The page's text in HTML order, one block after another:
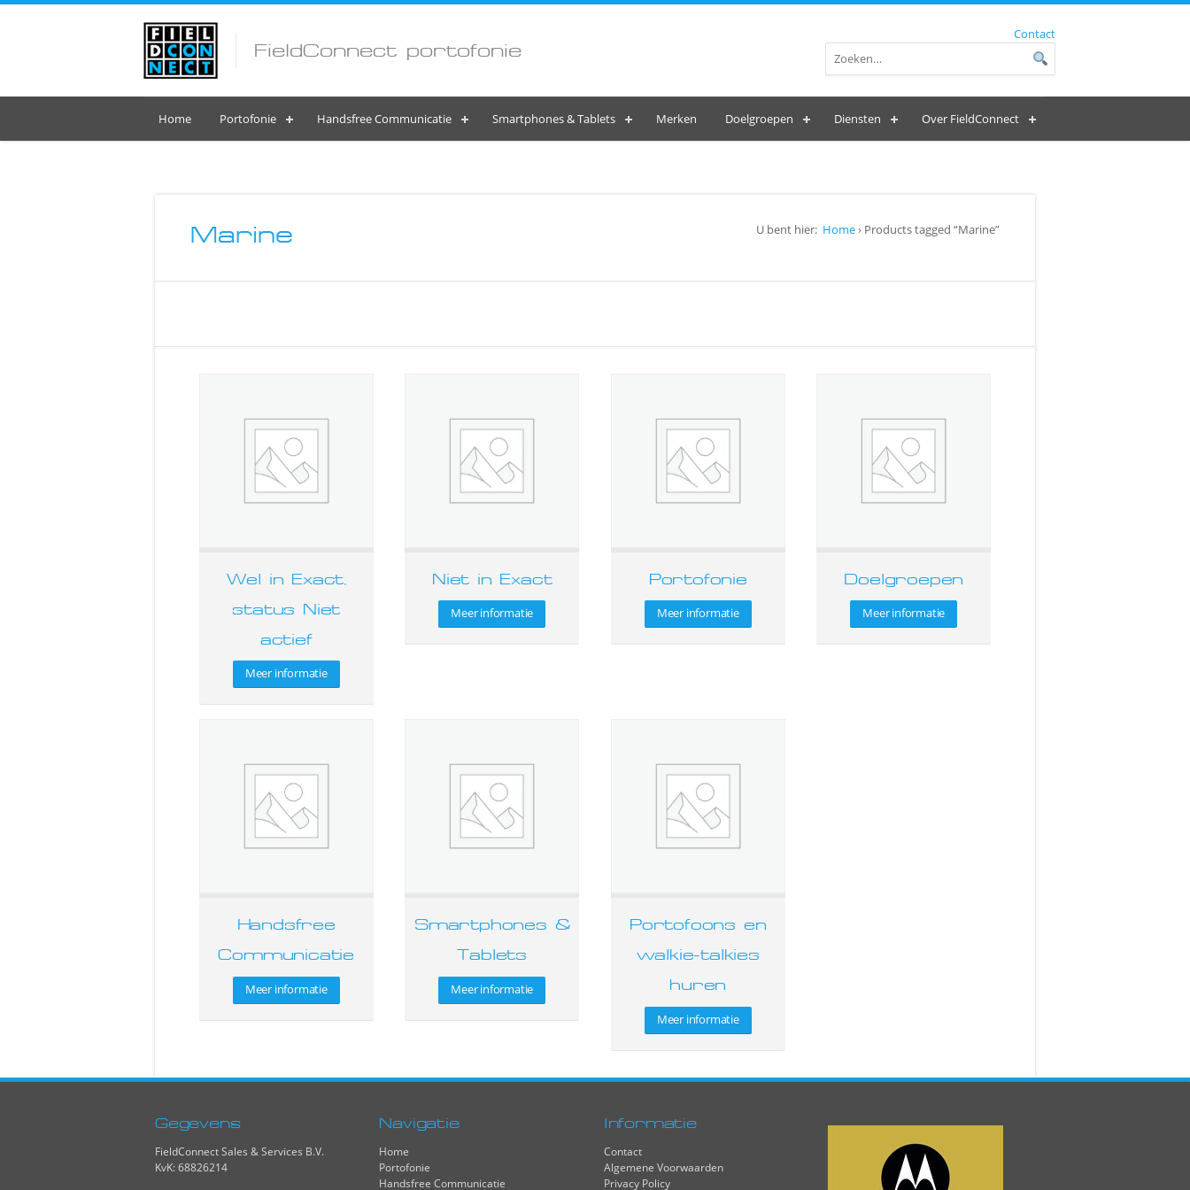
FieldConnect portofonie
Contact
Home Portofonie Handsfree Communicatie Smartphones & Tablets Merken Doelgroepen Diensten Over FieldConnect
Marine U bent hier: Home› Products tagged “Marine”
Wel in Exact,
status Niet
actief
Meer informatie
Niet in Exact
Meer informatie
Portofonie
Meer informatie
Doelgroepen
Meer informatie
Handsfree
Communicatie
Meer informatie
Smartphones &
Tablets
Meer informatie
Portofoons en
walkie-talkies
huren
Meer informatie
Gegevens
FieldConnect Sales & Services B.V.
KvK: 68826214
Navigatie
Home
Portofonie
Handsfree Communicatie
Informatie
Contact
Algemene Voorwaarden
Privacy Policy